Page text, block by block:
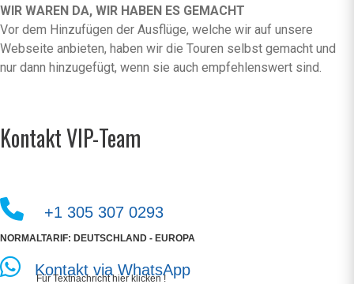
WIR WAREN DA, WIR HABEN ES GEMACHT
Vor dem Hinzufügen der Ausflüge, welche wir auf unsere
Webseite anbieten, haben wir die Touren selbst gemacht und
nur dann hinzugefügt, wenn sie auch empfehlenswert sind.
Kontakt VIP-Team
+1 305 307 0293
NORMALTARIF: DEUTSCHLAND - EUROPA
Kontakt via WhatsApp
Für Textnachricht hier klicken !